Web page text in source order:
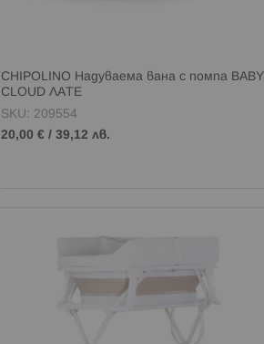
CHIPOLINO Надуваема вана с помпа BABY
CLOUD ЛАТЕ
SKU: 209554
20,00 € /39,12 лв.